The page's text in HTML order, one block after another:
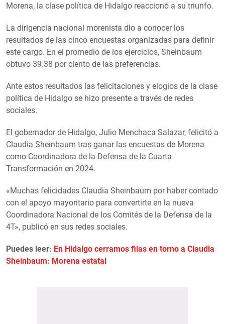
Morena, la clase política de Hidalgo reaccionó a su triunfo.
La dirigencia nacional morenista dio a conocer los
resultados de las cinco encuestas organizadas para definir
este cargo. En el promedio de los ejercicios, Sheinbaum
obtuvo 39.38 por ciento de las preferencias.
Ante estos resultados las felicitaciones y elogios de la clase
política de Hidalgo se hizo presente a través de redes
sociales.
El gobernador de Hidalgo, Julio Menchaca Salazar, felicitó a
Claudia Sheinbaum tras ganar las encuestas de Morena
como Coordinadora de la Defensa de la Cuarta
Transformación en 2024.
«Muchas felicidades Claudia Sheinbaum por haber contado
con el apoyo mayoritario para convertirte en la nueva
Coordinadora Nacional de los Comités de la Defensa de la
4T», publicó en sus redes sociales.
Puedes leer: En Hidalgo cerramos filas en torno a Claudia
Sheinbaum: Morena estatal